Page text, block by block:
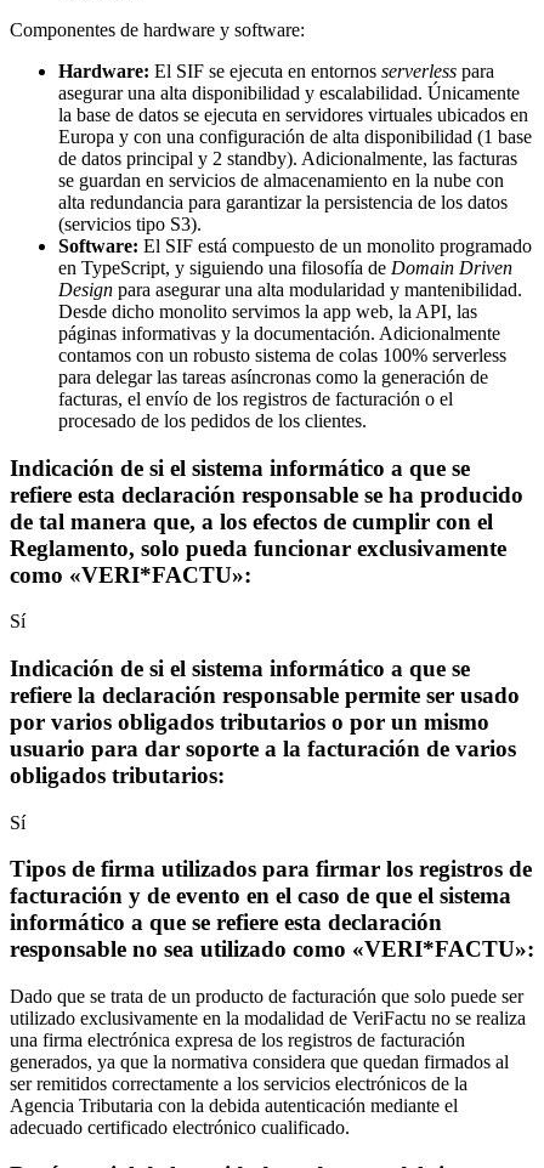
Componentes de hardware y software:
Hardware: El SIF se ejecuta en entornos serverless para
asegurar una alta disponibilidad y escalabilidad. Únicamente
la base de datos se ejecuta en servidores virtuales ubicados en
Europa y con una configuración de alta disponibilidad (1 base
de datos principal y 2 standby). Adicionalmente, las facturas
se guardan en servicios de almacenamiento en la nube con
alta redundancia para garantizar la persistencia de los datos
(servicios tipo S3).
Software: El SIF está compuesto de un monolito programado
en TypeScript, y siguiendo una filosofía de Domain Driven
Design para asegurar una alta modularidad y mantenibilidad.
Desde dicho monolito servimos la app web, la API, las
páginas informativas y la documentación. Adicionalmente
contamos con un robusto sistema de colas 100% serverless
para delegar las tareas asíncronas como la generación de
facturas, el envío de los registros de facturación o el
procesado de los pedidos de los clientes.
Indicación de si el sistema informático a que se
refiere esta declaración responsable se ha producido
de tal manera que, a los efectos de cumplir con el
Reglamento, solo pueda funcionar exclusivamente
como «VERI*FACTU»:
Sí
Indicación de si el sistema informático a que se
refiere la declaración responsable permite ser usado
por varios obligados tributarios o por un mismo
usuario para dar soporte a la facturación de varios
obligados tributarios:
Sí
Tipos de firma utilizados para firmar los registros de
facturación y de evento en el caso de que el sistema
informático a que se refiere esta declaración
responsable no sea utilizado como «VERI*FACTU»:
Dado que se trata de un producto de facturación que solo puede ser
utilizado exclusivamente en la modalidad de VeriFactu no se realiza
una firma electrónica expresa de los registros de facturación
generados, ya que la normativa considera que quedan firmados al
ser remitidos correctamente a los servicios electrónicos de la
Agencia Tributaria con la debida autenticación mediante el
adecuado certificado electrónico cualificado.